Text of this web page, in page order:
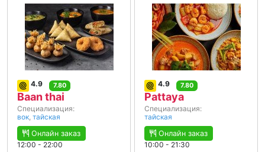
4.9 7.80
Baan thai
Специализация:
вок, тайская
Онлайн заказ
12:00 - 22:00
4.9 7.80
Pattaya
Специализация:
тайская
Онлайн заказ
10:00 - 21:30